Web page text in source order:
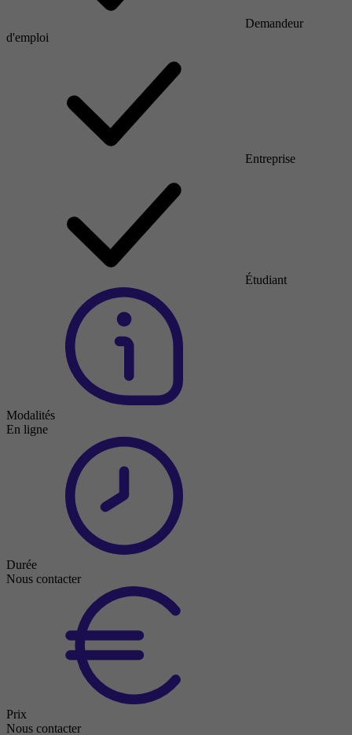
Demandeur
d'emploi
Entreprise
Étudiant
Modalités
En ligne
Durée
Nous contacter
Prix
Nous contacter